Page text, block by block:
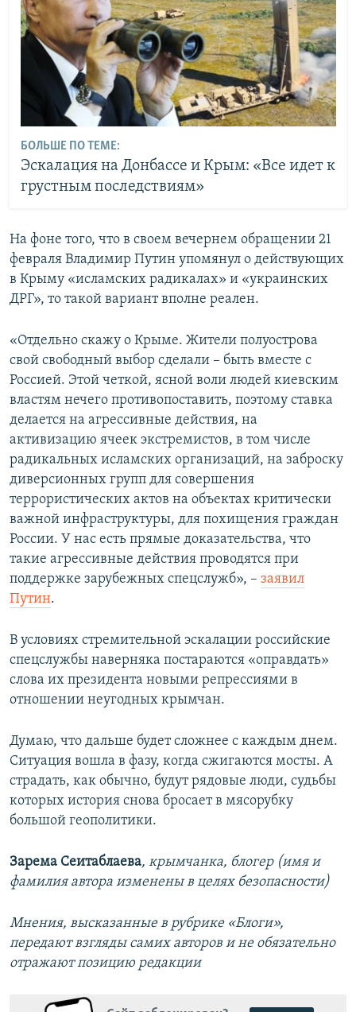
БОЛЬШЕ ПО ТЕМЕ:
Эскалация на Донбассе и Крым: «Все идет к
грустным последствиям»
На фоне того, что в своем вечернем обращении 21
февраля Владимир Путин упомянул о действующих
в Крыму «исламских радикалах» и «украинских
ДРГ», то такой вариант вполне реален.
«Отдельно скажу о Крыме. Жители полуострова
свой свободный выбор сделали – быть вместе с
Россией. Этой четкой, ясной воли людей киевским
властям нечего противопоставить, поэтому ставка
делается на агрессивные действия, на
активизацию ячеек экстремистов, в том числе
радикальных исламских организаций, на заброску
диверсионных групп для совершения
террористических актов на объектах критически
важной инфраструктуры, для похищения граждан
России. У нас есть прямые доказательства, что
такие агрессивные действия проводятся при
поддержке зарубежных спецслужб», – заявил
Путин.
В условиях стремительной эскалации российские
спецслужбы наверняка постараются «оправдать»
слова их президента новыми репрессиями в
отношении неугодных крымчан.
Думаю, что дальше будет сложнее с каждым днем.
Ситуация вошла в фазу, когда сжигаются мосты. А
страдать, как обычно, будут рядовые люди, судьбы
которых история снова бросает в мясорубку
большой геополитики.
Зарема Сеитаблаева, крымчанка, блогер (имя и
фамилия автора изменены в целях безопасности)
Мнения, высказанные в рубрике «Блоги»,
передают взгляды самих авторов и не обязательно
отражают позицию редакции